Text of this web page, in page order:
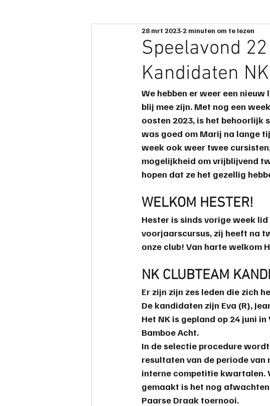
Witte Tijger 2018 Cursus
ledenadministratie evenement
avonduitslag ere-podium
spelregels spelbeheersing
safemahjong
Speelavond
Kandidaten
28 mrt 2023 2 minuten om te lezen
We hebben er weer een
blij mee zijn. Met nog een
oosten 2023, is het behoorlijk
was goed om Marij na lange
week ook weer twee cursisten
mogelijkheid om vrijblijvend
hopen dat ze het gezellig
WELKOM HESTER!
Hester is sinds vorige week
voorjaarscursus, zij heeft na
onze club! Van harte welkom
NK CLUBTEAM
Er zijn zijn zes leden die zich
De kandidaten zijn Eva (R),
Het NK is gepland op 24 juni
Bamboe Acht.
In de selectie procedure
resultaten van de periode
interne competitie kwartalen.
gemaakt is het nog
Paarse Draak toernooi.